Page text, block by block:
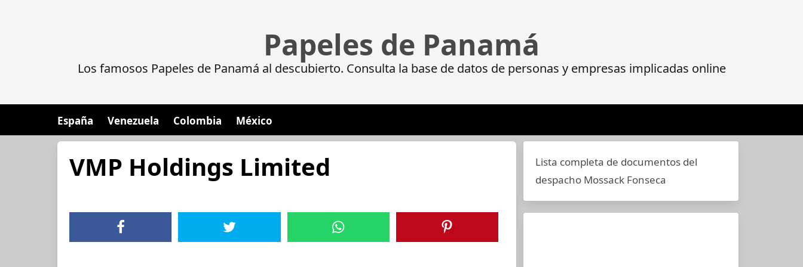
Papeles de Panamá
Los famosos Papeles de Panamá al descubierto. Consulta la base de datos de personas y empresas implicadas online
España Venezuela Colombia México
VMP Holdings Limited
Lista completa de documentos del
despacho Mossack Fonseca